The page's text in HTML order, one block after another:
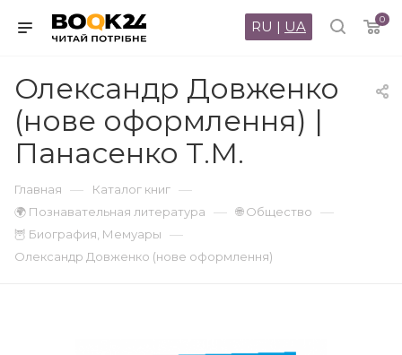
0
RU | UA
Олександр Довженко
(нове оформлення) |
Панасенко Т.М.
Главная — Каталог книг —
🌍 Познавательная литература — 🌐 Общество —
🦉 Биография, Мемуары —
Олександр Довженко (нове оформлення)